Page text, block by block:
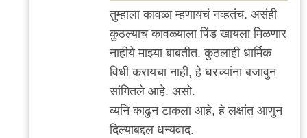
reply
to
.
by
'न'वी
बाजू
तुम्हाला कावळा म्हणायचं नव्हतंच. असंही
कुठल्याच कावळ्याला पिंड खायला मिळणार
नाहीये माझ्या बाबतीत. कुठलाही धार्मिक
विधी करायचा नाही, हे घरच्यांना बजावुन
सांगितले आहे. असो.
व्यनि काढुन टाकला आहे, हे लक्षांत आणुन
दिल्याबद्दल धन्यवाद.